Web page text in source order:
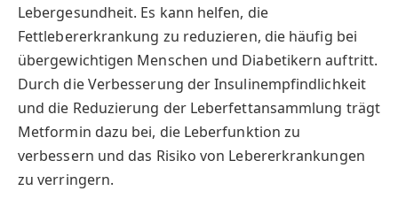
Lebergesundheit. Es kann helfen, die
Fettlebererkrankung zu reduzieren, die häufig bei
übergewichtigen Menschen und Diabetikern auftritt.
Durch die Verbesserung der Insulinempfindlichkeit
und die Reduzierung der Leberfettansammlung trägt
Metformin dazu bei, die Leberfunktion zu
verbessern und das Risiko von Lebererkrankungen
zu verringern.